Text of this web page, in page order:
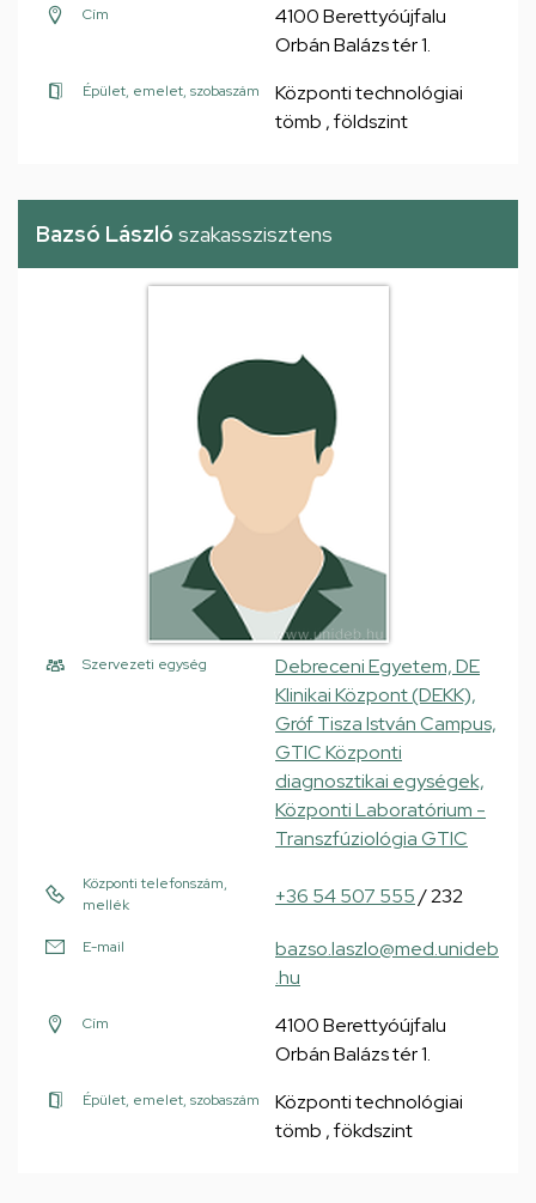
Cím
4100 Berettyóújfalu
Orbán Balázs tér 1.
Épület, emelet, szobaszám
Központi technológiai
tömb , földszint
Bazsó László szakasszisztens
Szervezeti egység
Debreceni Egyetem, DE
Klinikai Központ (DEKK),
Gróf Tisza István Campus,
GTIC Központi
diagnosztikai egységek,
Központi Laboratórium -
Transzfúziológia GTIC
Központi telefonszám,
mellék
+36 54 507 555/ 232
E-mail
bazso.laszlo@med.unideb
.hu
Cím
4100 Berettyóújfalu
Orbán Balázs tér 1.
Épület, emelet, szobaszám
Központi technológiai
tömb , fökdszint